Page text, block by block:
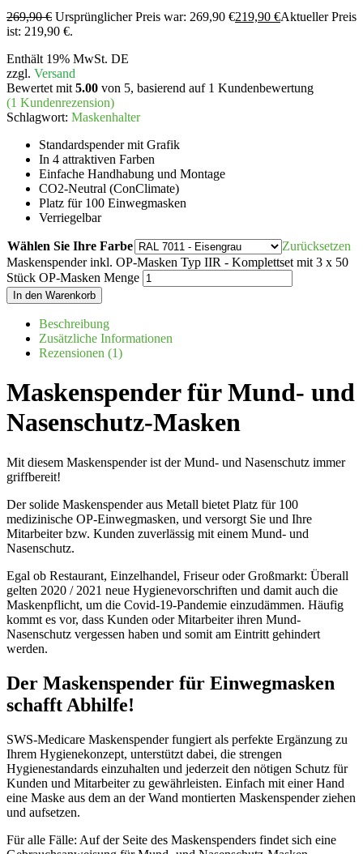
269,90€ Ursprünglicher Preis war: 269,90 €219,90 €Aktueller Preis
ist: 219,90 €.
Enthält 19% MwSt. DE
zzgl. Versand
Bewertet mit 5.00 von 5, basierend auf 1 Kundenbewertung
(1 Kundenrezension)
Schlagwort: Maskenhalter
Standardspender mit Grafik
In 4 attraktiven Farben
Einfache Handhabung und Montage
CO2-Neutral (ConClimate)
Platz für 100 Einwegmasken
Verriegelbar
Wählen Sie Ihre Farbe
Zurücksetzen
Maskenspender inkl. OP-Masken Typ IIR - Komplettset mit 3 x 50
Stück OP-Masken Menge
In den Warenkorb
Beschreibung
Zusätzliche Informationen
Rezensionen (1)
Maskenspender für Mund- und
Nasenschutz-Masken
Mit diesem Maskenspender ist der Mund- und Nasenschutz immer
griffbereit!
Der solide Maskenspender aus Metall bietet Platz für 100
medizinische OP-Einwegmasken, und versorgt Sie und Ihre
Mitarbeiter bzw. Kunden zuverlässig mit einem Mund- und
Nasenschutz.
Egal ob Restaurant, Einzelhandel, Friseur oder Großmarkt: Überall
gelten 2020 / 2021 neue Hygienevorschriften und damit auch die
Maskenpflicht, um die Covid-19-Pandemie einzudämmen. Häufig
kommt es vor, dass Kunden oder Mitarbeiter ihren Mund-
Nasenschutz vergessen haben und somit am Eintritt gehindert
werden.
Der Maskenspender für Einwegmasken
schafft Abhilfe!
SWS-Medicare Maskenspender fungiert als perfekte Ergänzung zu
Ihrem Hygienekonzept, unterstützt dabei, die strengen
Hygienestandards einzuhalten und jederzeit den nötigen Schutz für
Kunden und Mitarbeiter zu gewährleisten. Einfach mit einer Hand
eine Maske aus dem an der Wand montierten Maskenspender ziehen
und aufsetzen.
Für alle Fälle: Auf der Seite des Maskenspenders findet sich eine